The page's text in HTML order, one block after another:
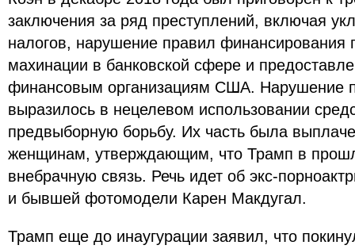
заключения за ряд преступлений, включая
налогов, нарушение правил финансирования
махинации в банковской сфере и
финансовым организациям США. Нарушение
выразилось в нецелевом использовании
предвыборную борьбу. Их часть была
женщинам, утверждающим, что Трамп в
внебрачную связь. Речь идет об экс-
и бывшей фотомодели Карен Макдугал.
Трамп еще до инаугурации заявил, что